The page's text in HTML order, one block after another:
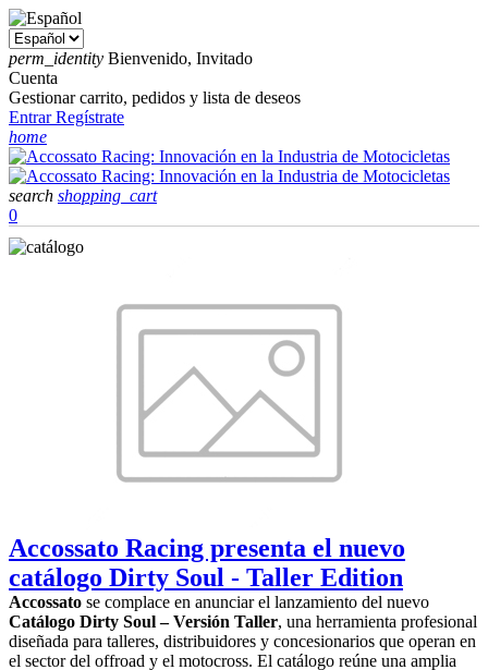
perm_identity Bienvenido, Invitado
Cuenta
Gestionar carrito, pedidos y lista de deseos
EntrarRegístrate
home
search shopping_cart
0
Accossato Racing presenta el nuevo
catálogo Dirty Soul - Taller Edition
Accossato se complace en anunciar el lanzamiento del nuevo
Catálogo Dirty Soul – Versión Taller, una herramienta profesional
diseñada para talleres, distribuidores y concesionarios que operan en
el sector del offroad y el motocross. El catálogo reúne una amplia